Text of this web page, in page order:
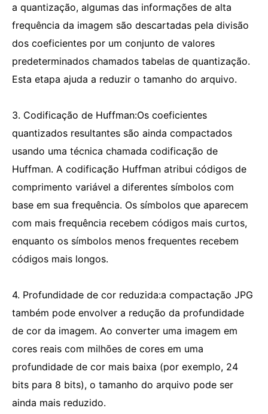
a quantização, algumas das informações de alta
frequência da imagem são descartadas pela divisão
dos coeficientes por um conjunto de valores
predeterminados chamados tabelas de quantização.
Esta etapa ajuda a reduzir o tamanho do arquivo.
3. Codificação de Huffman:Os coeficientes
quantizados resultantes são ainda compactados
usando uma técnica chamada codificação de
Huffman. A codificação Huffman atribui códigos de
comprimento variável a diferentes símbolos com
base em sua frequência. Os símbolos que aparecem
com mais frequência recebem códigos mais curtos,
enquanto os símbolos menos frequentes recebem
códigos mais longos.
4. Profundidade de cor reduzida:a compactação JPG
também pode envolver a redução da profundidade
de cor da imagem. Ao converter uma imagem em
cores reais com milhões de cores em uma
profundidade de cor mais baixa (por exemplo, 24
bits para 8 bits), o tamanho do arquivo pode ser
ainda mais reduzido.